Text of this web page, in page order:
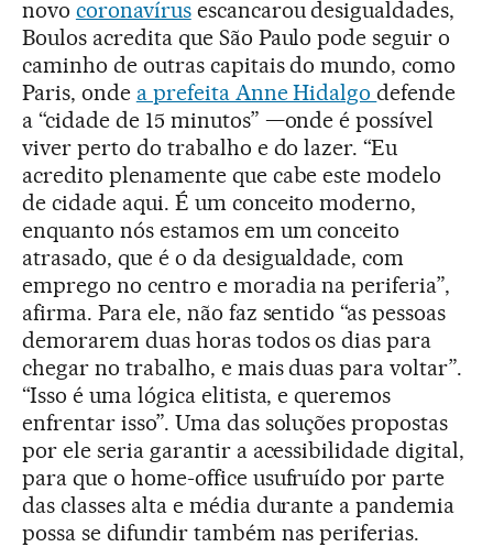
novo coronavírusescancarou desigualdades,
Boulos acredita que São Paulo pode seguir o
caminho de outras capitais do mundo, como
Paris, onde a prefeita Anne Hidalgodefende
a “cidade de 15 minutos” —onde é possível
viver perto do trabalho e do lazer. “Eu
acredito plenamente que cabe este modelo
de cidade aqui. É um conceito moderno,
enquanto nós estamos em um conceito
atrasado, que é o da desigualdade, com
emprego no centro e moradia na periferia”,
afirma. Para ele, não faz sentido “as pessoas
demorarem duas horas todos os dias para
chegar no trabalho, e mais duas para voltar”.
“Isso é uma lógica elitista, e queremos
enfrentar isso”. Uma das soluções propostas
por ele seria garantir a acessibilidade digital,
para que o home-office usufruído por parte
das classes alta e média durante a pandemia
possa se difundir também nas periferias.